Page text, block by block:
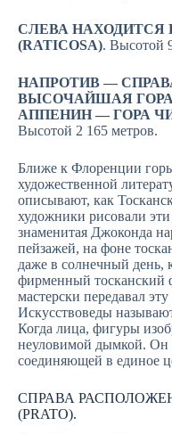
СЛЕВА НАХОДИТСЯ
(RATICOSA). Высотой
НАПРОТИВ —
ВЫСОЧАЙШАЯ
АППЕНИН — ГОРА
Высотой 2 165 метров.
Ближе к Флоренции
художественной
описывают, как
художники рисовали
знаменитая Джоконда
пейзажей, на фоне
даже в солнечный день,
фирменный тосканский
мастерски передавал
Искусствоведы
Когда лица, фигуры
неуловимой дымкой. Он
соединяющей в единое
СПРАВА
(PRATO).